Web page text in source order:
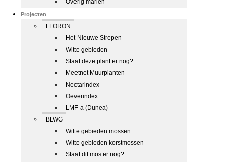
Overig marien
Projecten
FLORON
Het Nieuwe Strepen
Witte gebieden
Staat deze plant er nog?
Meetnet Muurplanten
Nectarindex
Oeverindex
LMF-a (Dunea)
BLWG
Witte gebieden mossen
Witte gebieden korstmossen
Staat dit mos er nog?